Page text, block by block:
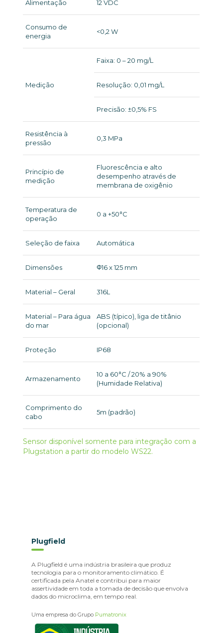
Alimentação 12 VDC
Consumo de
energia
<0,2 W
Medição
Faixa: 0 – 20 mg/L
Resolução: 0,01 mg/L
Precisão: ±0,5% FS
Resistência à
pressão
0,3 MPa
Princípio de
medição
Fluorescência e alto
desempenho através de
membrana de oxigênio
Temperatura de
operação
0 a +50°C
Seleção de faixa Automática
Dimensões Φ16 x 125 mm
Material – Geral 316L
Material – Para água
do mar
ABS (típico), liga de titânio
(opcional)
Proteção IP68
Armazenamento
10 a 60°C / 20% a 90%
(Humidade Relativa)
Comprimento do
cabo
5m (padrão)
Sensor disponível somente para integração com a
Plugstation a partir do modelo WS22.
Plugfield
A Plugfield é uma indústria brasileira que produz
tecnologia para o monitoramento climático. É
certificada pela Anatel e contribui para maior
assertividade em toda a tomada de decisão que envolva
dados do microclima, em tempo real.
Uma empresa do Grupo Pumatronix